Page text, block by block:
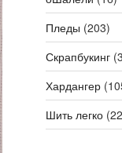
Пледы (203)
Скрапбукинг
Хардангер
Шить легко